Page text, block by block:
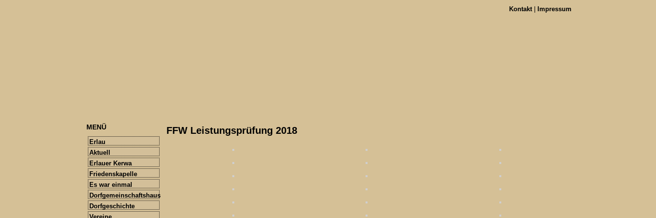
Kontakt| Impressum
FFW Leistungsprüfung 2018
MENÜ
Erlau
Aktuell
Erlauer Kerwa
Friedenskapelle
Es war einmal
Dorfgemeinschaftshaus
Dorfgeschichte